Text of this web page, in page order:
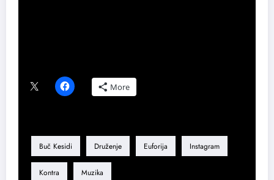
More
Buč Kesidi Druženje Euforija Instagram
Kontra Muzika